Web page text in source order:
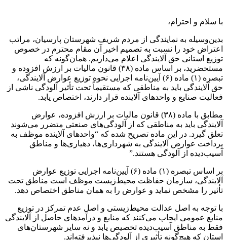
با سلام و احترام،
بدین‌وسیله به نمایندگی از مردم شریف شهرستان پارسیان، مراتب
اعتراض خود را نسبت به تصمیم اخیر آن مقام محترم در خصوص
توزیع استانی حق آلایندگی اعلام می‌داریم. همان‌گونه که
مستحضرید، بر اساس ماده (۳۸) قانون مالیات بر ارزش افزوده و
تبصره (۱) ماده (۶) آیین‌نامه اجرایی نحوه توزیع عوارض آلایندگی،
حق آلایندگی باید به مناطقی که مستقیماً تحت تأثیر آلودگی ناشی از
فعالیت صنایع و واحدهای آلاینده قرار دارند، اختصاص یابد.
مطابق با ماده (۳۸) قانون مالیات بر ارزش افزوده، عوارض
آلایندگی باید به مناطقی که از آلودگی‌های صنعتی متضرر می‌شوند
تعلق گیرد. در این ماده تصریح شده که “واحدهای آلاینده موظف به
پرداخت عوارض آلایندگی به شهرداری‌ها، دهیاری‌ها و مناطق
آسیب‌دیده از آلودگی هستند.”
بر اساس تبصره (۱) ماده (۶) آیین‌نامه اجرایی توزیع عوارض
آلایندگی، سازمان حفاظت محیط‌زیست موظف است مناطق تحت
تأثیر را مشخص نماید و عوارض را به همان مناطق اختصاص دهد.
با توجه به اصل عدالت محیط‌زیستی و اصل عدم تمرکز در توزیع
منابع عمومی ایجاب می‌کنند که منابع و درآمدهای حاصل از آلایندگی
فقط به مناطق آسیب‌دیده تخصیص یابد و نه سایر شهرستان‌های
استان که هیچ‌گونه تأثیری از آلودگی‌ها نپذیرفته‌اند.